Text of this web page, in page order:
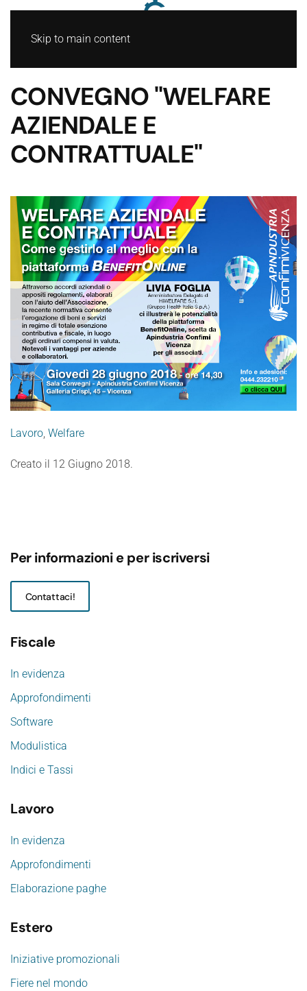
Skip to main content
CONVEGNO "WELFARE
AZIENDALE E
CONTRATTUALE"
Lavoro, Welfare
Creato il 12 Giugno 2018.
Per informazioni e per iscriversi
Contattaci!
Fiscale
In evidenza
Approfondimenti
Software
Modulistica
Indici e Tassi
Lavoro
In evidenza
Approfondimenti
Elaborazione paghe
Estero
Iniziative promozionali
Fiere nel mondo